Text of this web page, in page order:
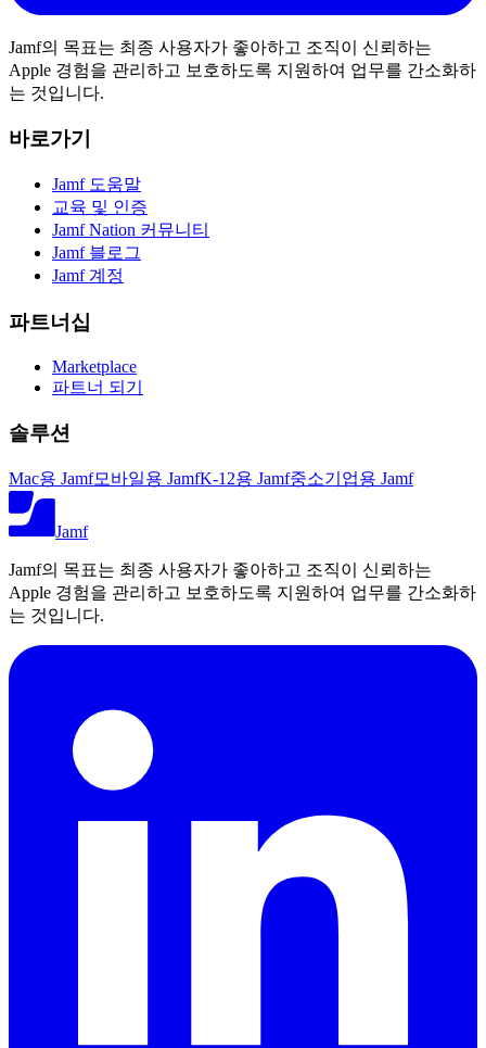
Jamf의 목표는 최종 사용자가 좋아하고 조직이 신뢰하는
Apple 경험을 관리하고 보호하도록 지원하여 업무를 간소화하
는 것입니다.
바로가기
Jamf 도움말
교육 및 인증
Jamf Nation 커뮤니티
Jamf 블로그
Jamf 계정
파트너십
Marketplace
파트너 되기
솔루션
Mac용 Jamf모바일용 JamfK-12용 Jamf중소기업용 Jamf
Jamf
Jamf의 목표는 최종 사용자가 좋아하고 조직이 신뢰하는
Apple 경험을 관리하고 보호하도록 지원하여 업무를 간소화하
는 것입니다.